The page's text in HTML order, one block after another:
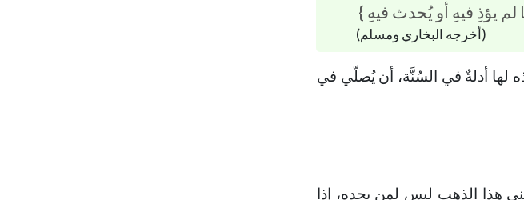
لم يؤذِ فيهِ أو يُحدث فيهِ }
(أخرجه البخاري ومسلم)
لها أدلةٌ في السُنَّة، أن يُصلّي في
هذا الذهب ليس لمن يجده، إذا